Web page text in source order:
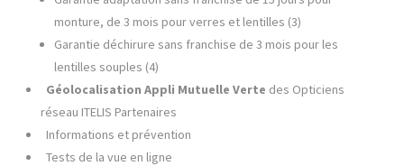
monture, de 3 mois pour verres et lentilles (3)
Garantie déchirure sans franchise de 3 mois pour les
lentilles souples (4)
Géolocalisation Appli Mutuelle Verte des Opticiens
réseau ITELIS Partenaires
Informations et prévention
Tests de la vue en ligne